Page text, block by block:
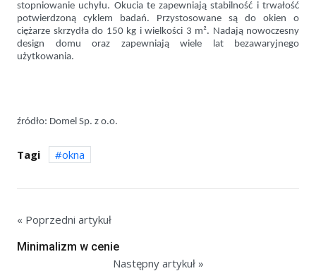
stopniowanie uchyłu. Okucia te zapewniają stabilność i trwałość
potwierdzoną cyklem badań. Przystosowane są do okien o
ciężarze skrzydła do 150 kg i wielkości 3 m². Nadają nowoczesny
design domu oraz zapewniają wiele lat bezawaryjnego
użytkowania.
źródło: Domel Sp. z o.o.
Tagi okna
« Poprzedni artykuł
Minimalizm w cenie
Następny artykuł »